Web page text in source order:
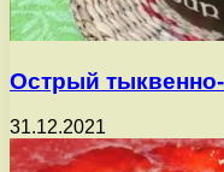
Острый
31.12.2021